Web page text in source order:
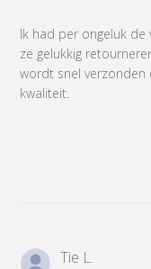
Ik had per ongeluk
ze gelukkig
wordt snel verzonden
kwaliteit.
Tie L.